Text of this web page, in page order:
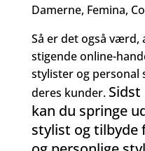
Damerne, Femina,
Så er det også
stigende online-
stylister og personal
deres kunder.
kan du springe
stylist og tilbyde